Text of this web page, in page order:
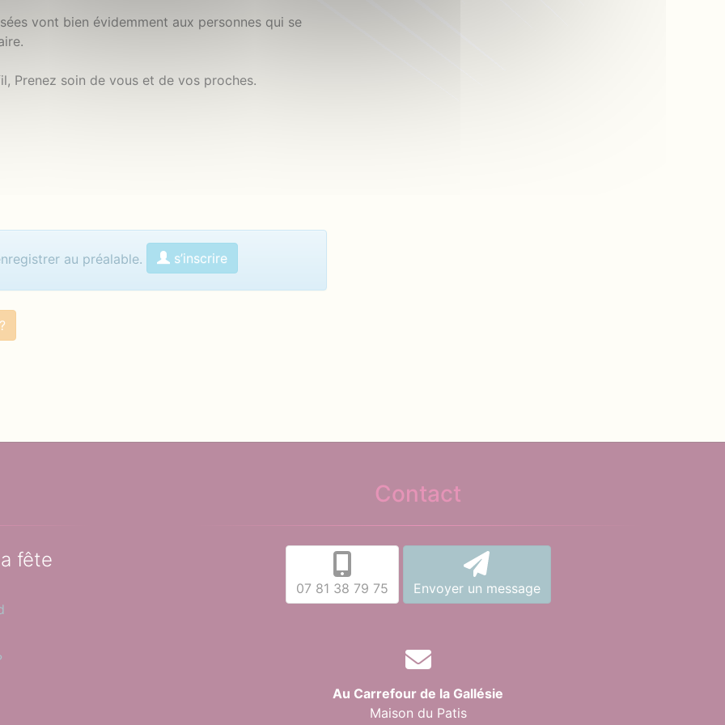
vont bien évidemment aux personnes qui se
Prenez soin de vous et de vos proches.
au préalable. s’inscrire
fête
Contact
07 81 38 79 75 Envoyer un message
Au Carrefour de la Gallésie
Maison du Patis